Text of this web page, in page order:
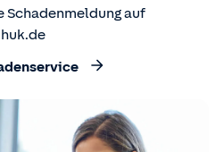
Schadenmeldung auf
huk.de